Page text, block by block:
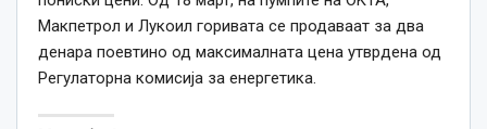
Макпетрол и Лукоил горивата се продаваат за два
денара поевтино од максималната цена утврдена од
Регулаторна комисија за енергетика.